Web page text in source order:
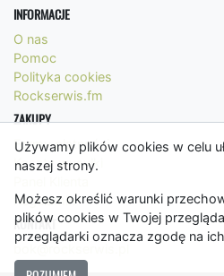
Używamy plików cookies w celu
naszej strony.
Możesz określić warunki
plików cookies w Twojej
przeglądarki oznacza zgodę na
INFORMACJE
O nas
Pomoc
Polityka cookies
Rockserwis.fm
ZAKUPY
Formy płatności
Koszty wysyłki
Regulamin
KONTAKT
bok@rockserwis.pl